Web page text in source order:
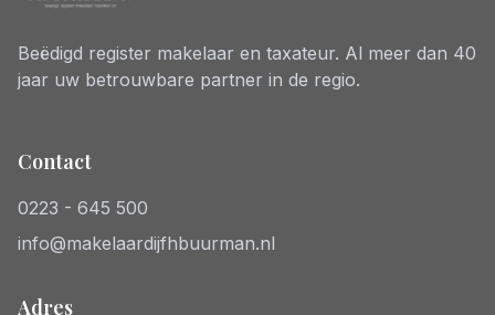
Beëdigd register makelaar en taxateur. Al meer dan 40
jaar uw betrouwbare partner in de regio.
Contact
0223 - 645 500
info@makelaardijfhbuurman.nl
Adres